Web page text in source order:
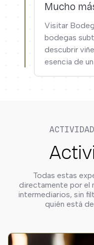
Mucho
Visitar
bodegas
descubrir
esencia de
Todas estas
directamente por el
intermediarios, sin
quién está